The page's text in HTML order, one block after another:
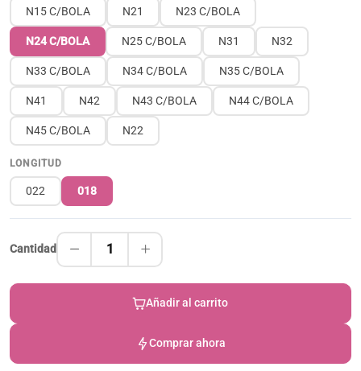
N15 C/BOLA N21 N23 C/BOLA
N24 C/BOLA N25 C/BOLA N31 N32
N33 C/BOLA N34 C/BOLA N35 C/BOLA
N41 N42 N43 C/BOLA N44 C/BOLA
N45 C/BOLA N22
LONGITUD
022 018
Cantidad 1
Añadir al carrito
Comprar ahora